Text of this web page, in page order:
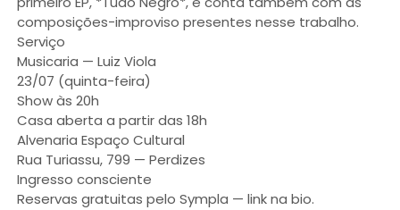
composições-improviso presentes nesse trabalho.
Serviço
Musicaria — Luiz Viola
23/07 (quinta-feira)
Show às 20h
Casa aberta a partir das 18h
Alvenaria Espaço Cultural
Rua Turiassu, 799 — Perdizes
Ingresso consciente
Reservas gratuitas pelo Sympla — link na bio.